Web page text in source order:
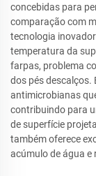
concebidas para
comparação com
tecnologia
temperatura da
farpas, problema
dos pés
antimicrobianas
contribuindo para
de superfície
também oferece
acúmulo de água e